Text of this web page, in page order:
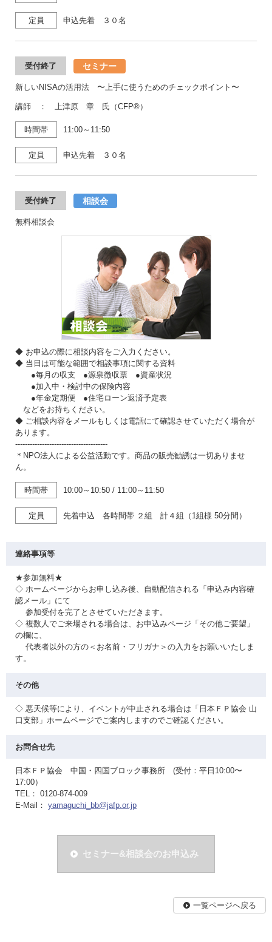
定員 申込先着 ３０名
受付終了 セミナー
新しいNISAの活用法 〜上手に使うためのチェックポイント〜
講師 ： 上津原 章 氏（CFP®）
時間帯 11:00～11:50
定員 申込先着 ３０名
受付終了 相談会
無料相談会
◆ お申込の際に相談内容をご入力ください。
◆ 当日は可能な範囲で相談事項に関する資料
●毎月の収支 ●源泉徴収票 ●資産状況
●加入中・検討中の保険内容
●年金定期便 ●住宅ローン返済予定表
などをお持ちください。
◆ ご相談内容をメールもしくは電話にて確認させていただく場合が
あります。
--------------------------------------
＊NPO法人による公益活動です。商品の販売勧誘は一切ありませ
ん。
時間帯 10:00～10:50 / 11:00～11:50
定員 先着申込 各時間帯 ２組 計４組（1組様 50分間）
連絡事項等
★参加無料★
◇ ホームページからお申し込み後、自動配信される「申込み内容確
認メール」にて
参加受付を完了とさせていただきます。
◇ 複数人でご来場される場合は、お申込みページ「その他ご要望」
の欄に、
代表者以外の方の＜お名前・フリガナ＞の入力をお願いいたしま
す。
その他
◇ 悪天候等により、イベントが中止される場合は「日本ＦＰ協会 山
口支部」ホームページでご案内しますのでご確認ください。
お問合せ先
日本ＦＰ協会 中国・四国ブロック事務所 (受付：平日10:00〜
17:00）
TEL： 0120-874-009
E-Mail： yamaguchi_bb@jafp.or.jp
セミナー&相談会のお申込み
一覧ページへ戻る